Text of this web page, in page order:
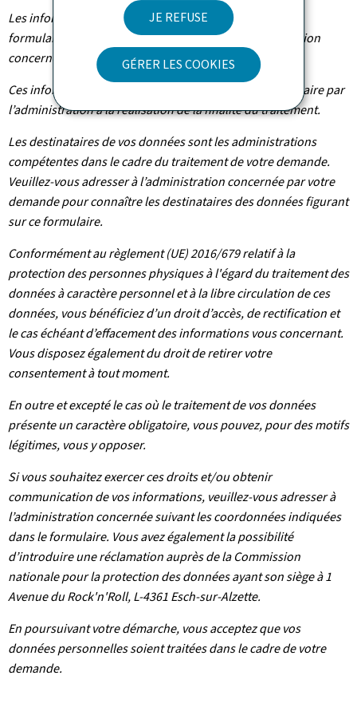
JE REFUSE
GÉRER LES COOKIES
Les informations qui vous concernent recueillies sur ce
formulaire font l’objet d’un traitement par l’administration
concernée afin de mener à bien votre demande.
Ces informations sont conservées pour la durée nécessaire par
l’administration à la réalisation de la finalité du traitement.
Les destinataires de vos données sont les administrations
compétentes dans le cadre du traitement de votre demande.
Veuillez-vous adresser à l’administration concernée par votre
demande pour connaître les destinataires des données figurant
sur ce formulaire.
Conformément au règlement (UE) 2016/679 relatif à la
protection des personnes physiques à l'égard du traitement des
données à caractère personnel et à la libre circulation de ces
données, vous bénéficiez d’un droit d’accès, de rectification et
le cas échéant d’effacement des informations vous concernant.
Vous disposez également du droit de retirer votre
consentement à tout moment.
En outre et excepté le cas où le traitement de vos données
présente un caractère obligatoire, vous pouvez, pour des motifs
légitimes, vous y opposer.
Si vous souhaitez exercer ces droits et/ou obtenir
communication de vos informations, veuillez-vous adresser à
l’administration concernée suivant les coordonnées indiquées
dans le formulaire. Vous avez également la possibilité
d’introduire une réclamation auprès de la Commission
nationale pour la protection des données ayant son siège à 1
Avenue du Rock'n'Roll, L-4361 Esch-sur-Alzette.
En poursuivant votre démarche, vous acceptez que vos
données personnelles soient traitées dans le cadre de votre
demande.